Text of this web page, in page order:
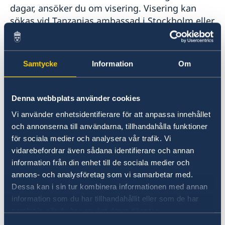
Samtycke Information Om
Denna webbplats använder cookies
Vi använder enhetsidentifierare för att anpassa innehållet
och annonserna till användarna, tillhandahålla funktioner
för sociala medier och analysera vår trafik. Vi
vidarebefordrar även sådana identifierare och annan
information från din enhet till de sociala medier och
annons- och analysföretag som vi samarbetar med.
Dessa kan i sin tur kombinera informationen med annan
information som du har tillhandahållit eller som de har
samlat in när du har använt deras tjänster.
dagar, ansöker du om visering. Visering kan
sökas vid Tanzanias ambassad i Stockholm eller
vid ankomst till flygplats eller annan
gränspassage i Tanzania. Vid utresa ska passet
ha en giltighetstid på minst 6 månader. Som
turist i Tanzania kan man endast ansöka om
Viseringsinformation på Tanzanias webbplats
Sveriges ambassad och utrikesdepartementet
ansvarar inte för andra länders
inresebestämmelser eller eventuella visumkrav.
Kontrollera de aktuella inresebestämmelserna
med landets egna myndigheter eller närmaste
ambassad. Tänk på att in- och utreseregler kan
ändras med kort varsel.